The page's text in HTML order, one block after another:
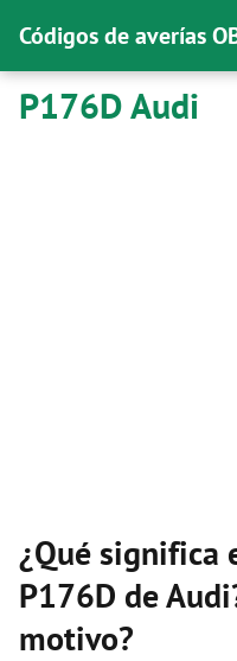
Códigos de averías
P176D Audi
¿Qué significa
P176D de
motivo?